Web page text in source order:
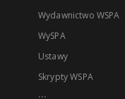
Wydawnictwo WSPA
WySPA
Ustawy
Skrypty WSPA
...